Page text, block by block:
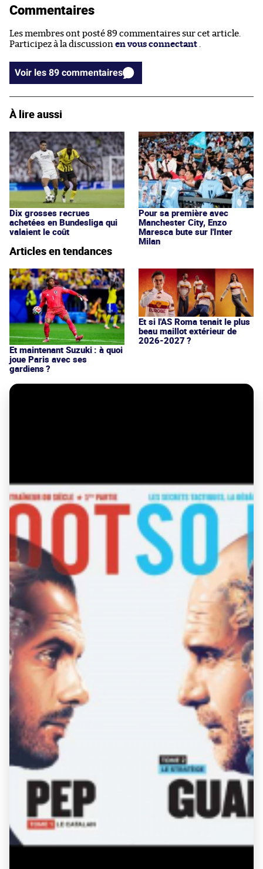
Commentaires
Les membres ont posté 89 commentaires sur cet article.
Participez à la discussion en vous connectant .
Voir les 89 commentaires
À lire aussi
Dix grosses recrues
achetées en Bundesliga qui
valaient le coût
Pour sa première avec
Manchester City, Enzo
Maresca bute sur l'Inter
Milan
Articles en tendances
Et maintenant Suzuki : à quoi
joue Paris avec ses
gardiens ?
Et si l'AS Roma tenait le plus
beau maillot extérieur de
2026-2027 ?